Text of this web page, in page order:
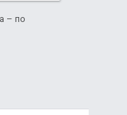
– по